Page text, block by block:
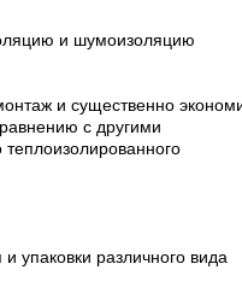
и шумоизоляцию
и существенно
с другими
теплоизолированного
упаковки различного вида